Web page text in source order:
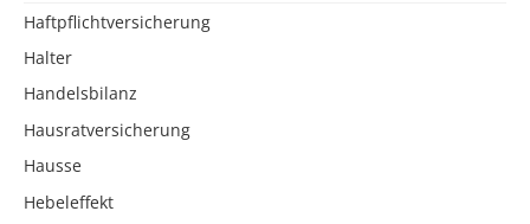
Haftpflichtversicherung
Halter
Handelsbilanz
Hausratversicherung
Hausse
Hebeleffekt